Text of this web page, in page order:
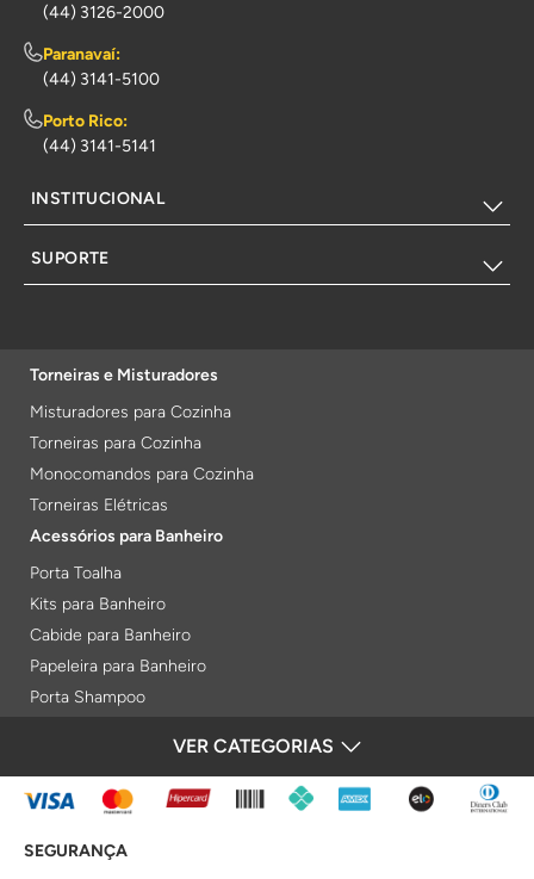
(44) 3126-2000
Paranavaí:
(44) 3141-5100
Porto Rico:
(44) 3141-5141
INSTITUCIONAL
SUPORTE
Torneiras e Misturadores
Misturadores para Cozinha
Torneiras para Cozinha
Monocomandos para Cozinha
Torneiras Elétricas
Acessórios para Banheiro
Porta Toalha
Kits para Banheiro
Cabide para Banheiro
Papeleira para Banheiro
Porta Shampoo
Porta Toalha Aquecido
Gabinetes para Banheiro
Lixeiras
VER CATEGORIAS
FORMAS DE PAGAMENTO
SEGURANÇA